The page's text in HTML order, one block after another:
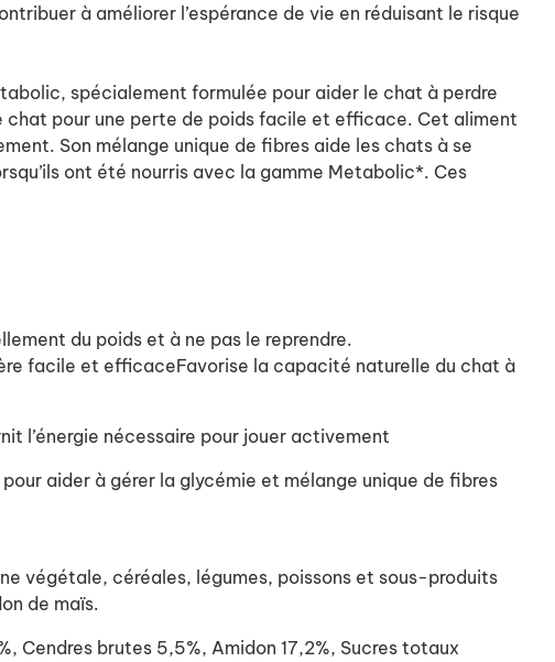
à améliorer l’espérance de vie en réduisant le risque
spécialement formulée pour aider le chat à perdre
chat pour une perte de poids facile et efficace. Cet aliment
Son mélange unique de fibres aide les chats à se
ont été nourris avec la gamme Metabolic*. Ces
du poids et à ne pas le reprendre.
facile et efficaceFavorise la capacité naturelle du chat à
l’énergie nécessaire pour jouer activement
aider à gérer la glycémie et mélange unique de fibres
végétale, céréales, légumes, poissons et sous-produits
de maïs.
Cendres brutes 5,5%, Amidon 17,2%, Sucres totaux